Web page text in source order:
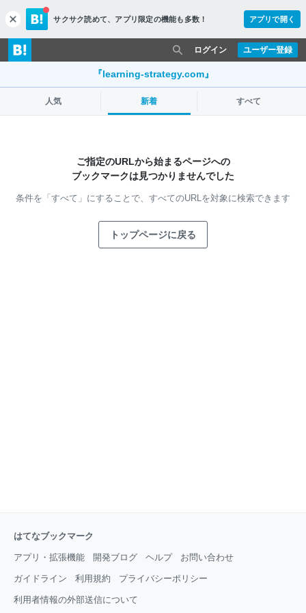
c
l
o
s
サクサク読めて、 アプリ限定の機能も多数！ アプリで開く
ユーザー登録
ログイン
『learning-strategy.com』
人気 新着 すべて
ご指定のURLから始まるページへの
ブックマークは見つかりませんでした
条件を「すべて」にすることで、 すべてのURLを対象に検索できます
トップページに戻る
はてなブックマーク
アプリ・拡張機能 開発ブログ ヘルプ お問い合わせ
ガイドライン 利用規約 プライバシーポリシー
利用者情報の外部送信について